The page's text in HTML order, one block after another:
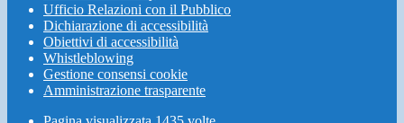
Ufficio Relazioni con il Pubblico
Dichiarazione di accessibilità
Obiettivi di accessibilità
Whistleblowing
Gestione consensi cookie
Amministrazione trasparente